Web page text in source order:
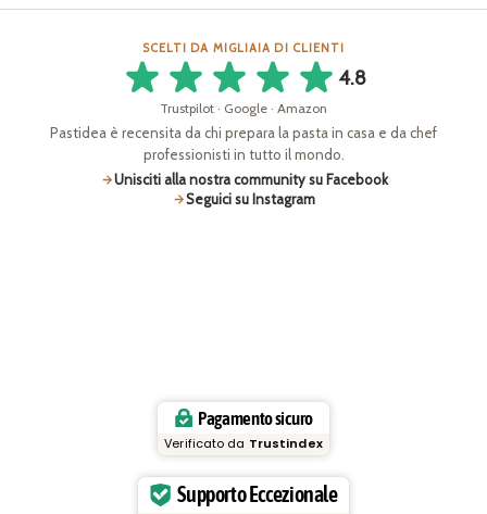
SCELTI DA MIGLIAIA DI CLIENTI
4.8
Trustpilot · Google · Amazon
Pastidea è recensita da chi prepara la pasta in casa e da chef
professionisti in tutto il mondo.
Unisciti alla nostra community su Facebook
Seguici su Instagram
Pagamento sicuro
Verificato da Trustindex
Supporto Eccezionale